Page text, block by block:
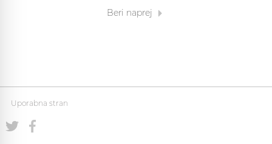
Beri naprej
Uporabna stran